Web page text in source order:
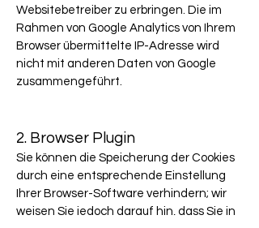
Websitebetreiber zu erbringen. Die im
Rahmen von Google Analytics von Ihrem
Browser übermittelte IP-Adresse wird
nicht mit anderen Daten von Google
zusammengeführt.
2. Browser Plugin
Sie können die Speicherung der Cookies
durch eine entsprechende Einstellung
Ihrer Browser-Software verhindern; wir
weisen Sie jedoch darauf hin, dass Sie in